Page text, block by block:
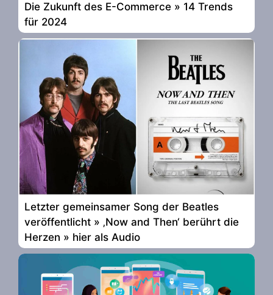
Die Zukunft des E-Commerce » 14 Trends
für 2024
Letzter gemeinsamer Song der Beatles
veröffentlicht » ‚Now and Then‘ berührt die
Herzen » hier als Audio